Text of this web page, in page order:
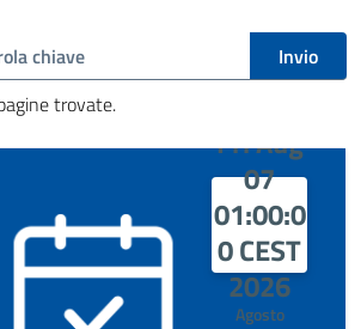
Invio
trovate.
Fri Aug
07
01:00:0
0 CEST
2026
Agosto